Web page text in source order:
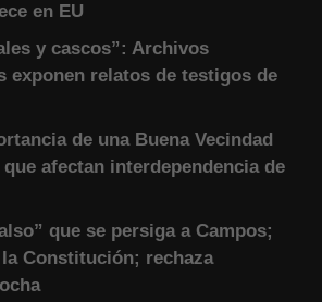
en EU
y cascos”: Archivos
exponen relatos de testigos de
de una Buena Vecindad
afectan interdependencia de
que se persiga a Campos;
Constitución; rechaza